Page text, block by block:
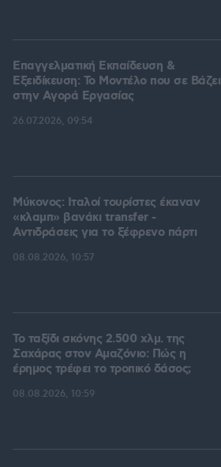
Επαγγελματική Εκπαίδευση &
Εξειδίκευση: Το Mοντέλο που σε Bάζει
στην Aγορά Eργασίας
26.07.2026, 09:54
Μύκονος: Ιταλοί τουρίστες έκαναν
«κλαμπ» βανάκι transfer -
Αντιδράσεις για το ξέφρενο πάρτι
08.08.2026, 10:57
Το ταξίδι σκόνης 2.500 χλμ. της
Σαχάρας στον Αμαζόνιο: Πώς η
έρημος τρέφει το τροπικό δάσος;
08.08.2026, 10:59